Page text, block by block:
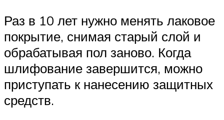
Раз в 10 лет нужно менять лаковое
покрытие, снимая старый слой и
обрабатывая пол заново. Когда
шлифование завершится, можно
приступать к нанесению защитных
средств.